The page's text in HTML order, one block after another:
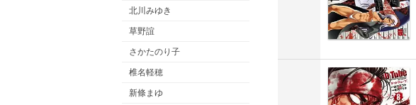
北川みゆき
草野誼
さかたのり子
椎名軽穂
新條まゆ